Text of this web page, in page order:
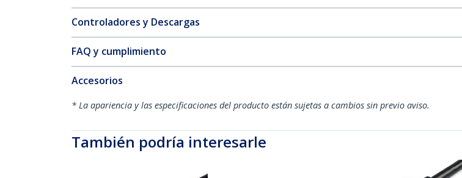
Controladores y Descargas
FAQ y cumplimiento
Accesorios
* La apariencia y las especificaciones del producto están sujetas a cambios sin previo aviso.
También podría interesarle